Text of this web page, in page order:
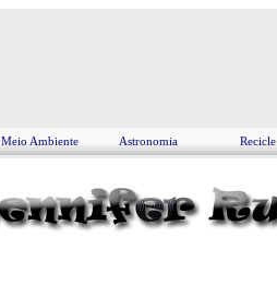
Meio Ambiente Astronomia Recicle